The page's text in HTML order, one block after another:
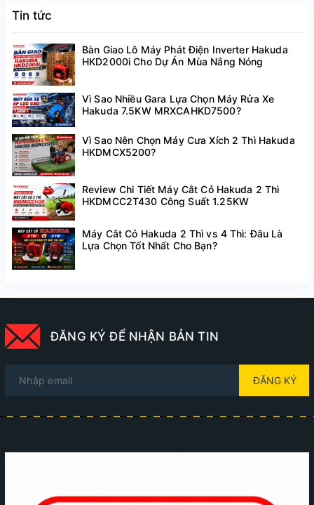
Tin tức
Bàn Giao Lô Máy Phát Điện Inverter Hakuda
HKD2000i Cho Dự Án Mùa Nắng Nóng
Vì Sao Nhiều Gara Lựa Chọn Máy Rửa Xe
Hakuda 7.5KW MRXCAHKD7500?
Vì Sao Nên Chọn Máy Cưa Xích 2 Thì Hakuda
HKDMCX5200?
Review Chi Tiết Máy Cắt Cỏ Hakuda 2 Thì
HKDMCC2T430 Công Suất 1.25KW
Máy Cắt Cỏ Hakuda 2 Thì vs 4 Thì: Đâu Là
Lựa Chọn Tốt Nhất Cho Bạn?
ĐĂNG KÝ ĐỂ NHẬN BẢN TIN
ĐĂNG KÝ